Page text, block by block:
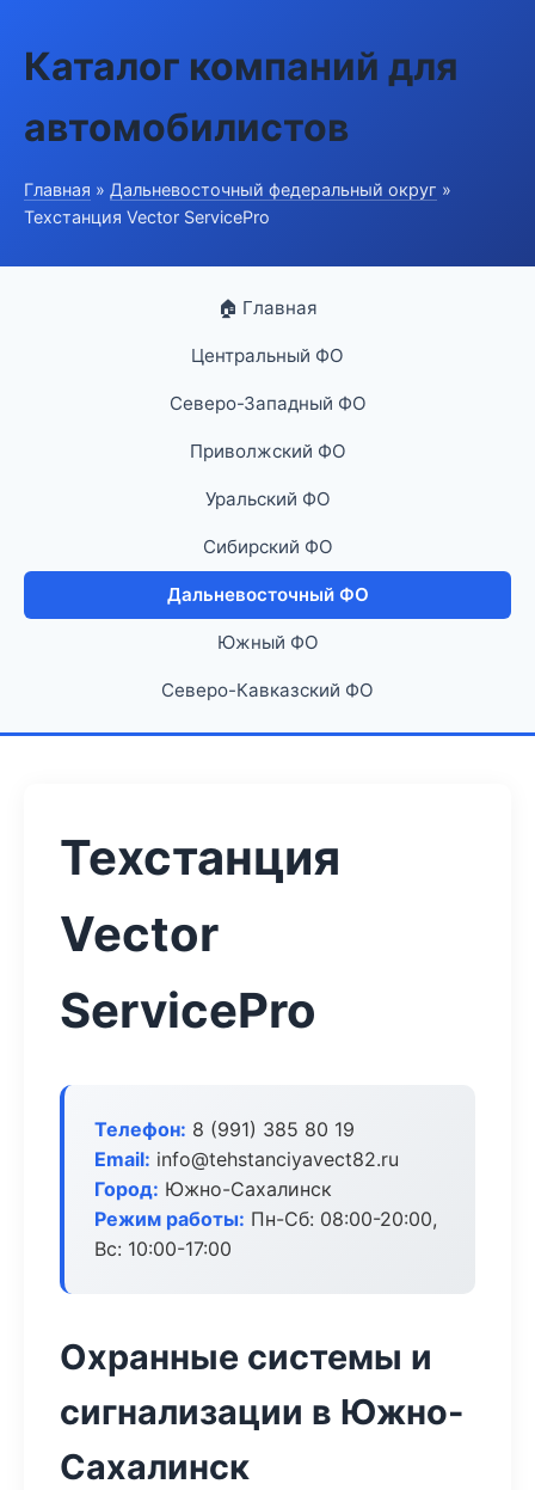
Каталог компаний для
автомобилистов
Главная » Дальневосточный федеральный округ »
Техстанция Vector ServicePro
🏠 Главная
Центральный ФО
Северо-Западный ФО
Приволжский ФО
Уральский ФО
Сибирский ФО
Дальневосточный ФО
Южный ФО
Северо-Кавказский ФО
Техстанция
Vector
ServicePro
Телефон: 8 (991) 385 80 19
Email: info@tehstanciyavect82.ru
Город: Южно-Сахалинск
Режим работы: Пн-Сб: 08:00-20:00,
Вс: 10:00-17:00
Охранные системы и
сигнализации в Южно-
Сахалинск